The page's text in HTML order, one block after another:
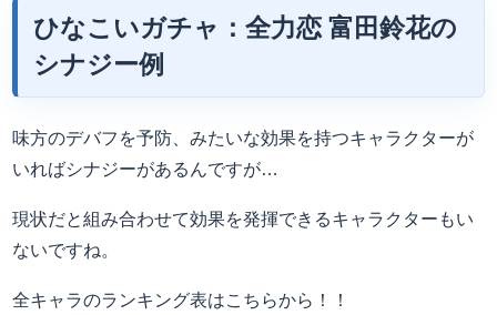
ひなこいガチャ：全力恋 富田鈴花の
シナジー例
味方のデバフを予防、みたいな効果を持つキャラクターが
いればシナジーがあるんですが…
現状だと組み合わせて効果を発揮できるキャラクターもい
ないですね。
全キャラのランキング表はこちらから！！